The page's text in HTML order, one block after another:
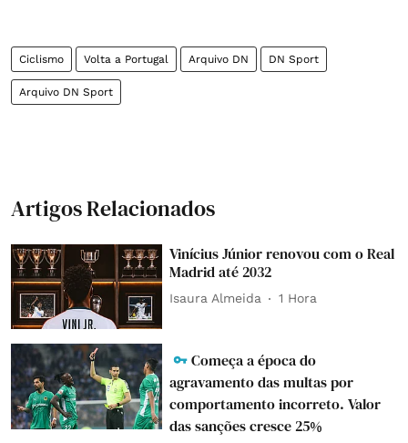
Ciclismo Volta a Portugal Arquivo DN DN Sport
Arquivo DN Sport
Artigos Relacionados
Vinícius Júnior renovou com o Real
Madrid até 2032
Isaura Almeida 1 Hora
Começa a época do
agravamento das multas por
comportamento incorreto. Valor
das sanções cresce 25%